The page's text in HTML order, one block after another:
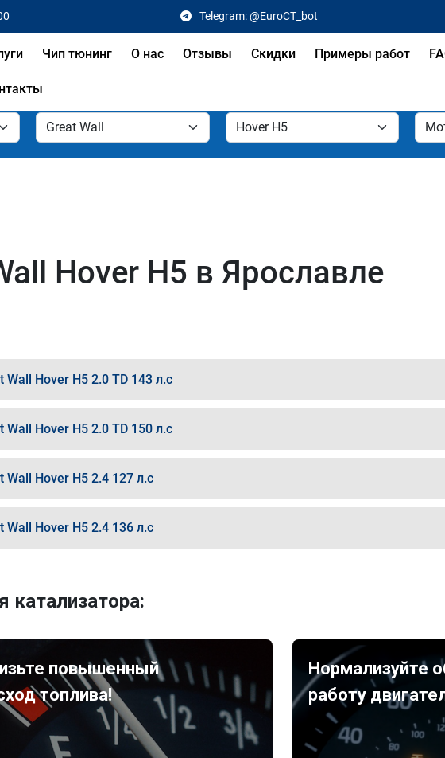
Telegram: @EuroCT_bot
Чип тюнинг О нас Отзывы Скидки Примеры работ
Hover H5 в Ярославле
Wall Hover H5 2.0 TD 143 л.с
Wall Hover H5 2.0 TD 150 л.с
Wall Hover H5 2.4 127 л.с
Wall Hover H5 2.4 136 л.с
повышенный
топлива!
Нормализуйте
работу